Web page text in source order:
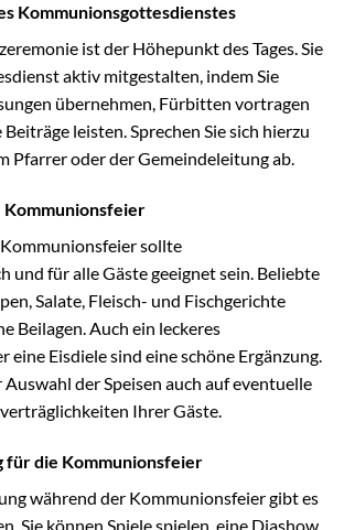
Kommunionsgottesdienstes
ist der Höhepunkt des Tages. Sie
aktiv mitgestalten, indem Sie
übernehmen, Fürbitten vortragen
leisten. Sprechen Sie sich hierzu
Pfarrer oder der Gemeindeleitung ab.
Kommunionsfeier
sollte
und für alle Gäste geeignet sein. Beliebte
Salate, Fleisch- und Fischgerichte
Beilagen. Auch ein leckeres
eine Eisdiele sind eine schöne Ergänzung.
Auswahl der Speisen auch auf eventuelle
Ihrer Gäste.
für die Kommunionsfeier
während der Kommunionsfeier gibt es
Sie können Spiele spielen, eine Diashow